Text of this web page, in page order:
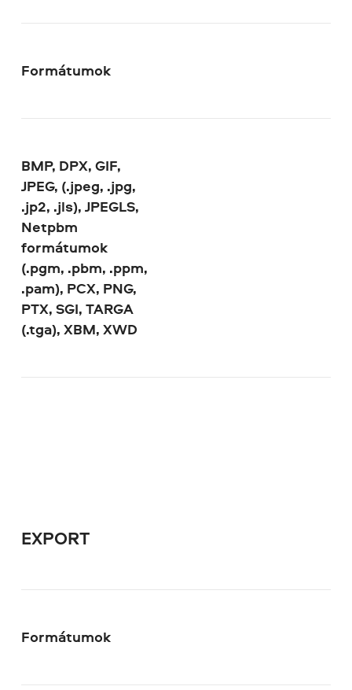
Formátumok
BMP, DPX, GIF,
JPEG, (.jpeg, .jpg,
.jp2, .jls), JPEGLS,
Netpbm
formátumok
(.pgm, .pbm, .ppm,
.pam), PCX, PNG,
PTX, SGI, TARGA
(.tga), XBM, XWD
EXPORT
Formátumok